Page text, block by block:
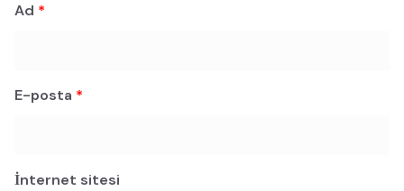
Ad *
E-posta *
İnternet sitesi